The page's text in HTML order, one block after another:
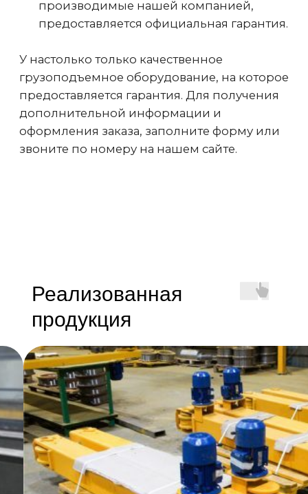
Реализованная
продукция
© 2025, ООО «ОКТ-Подъемные машины»
Политика конфиденциальности
Политика использования cookies
данных
Реквизиты компании